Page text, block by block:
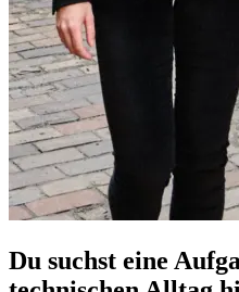
Du suchst eine